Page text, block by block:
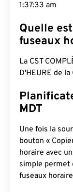
1:37:34 am
Quelle
fuseaux
La CST
D'HEURE de la
MDT
Une fois la
bouton «
horaire avec
simple permet
fuseaux